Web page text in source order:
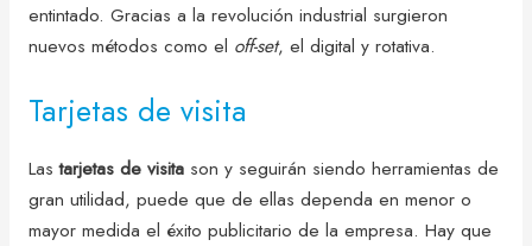
entintado. Gracias a la revolución industrial surgieron
nuevos métodos como el off-set, el digital y rotativa.
Tarjetas de visita
Lastarjetas de visita son y seguirán siendo herramientas de
gran utilidad, puede que de ellas dependa en menor o
mayor medida el éxito publicitario de la empresa. Hay que